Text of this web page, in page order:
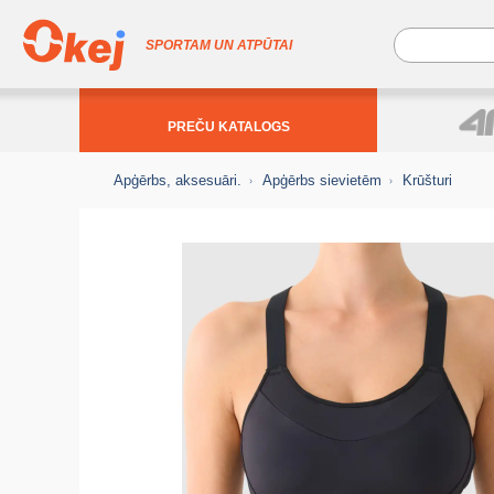
SPORTAM UN ATPŪTAI
PREČU KATALOGS
Apģērbs, aksesuāri. Apģērbs sievietēm Krūšturi